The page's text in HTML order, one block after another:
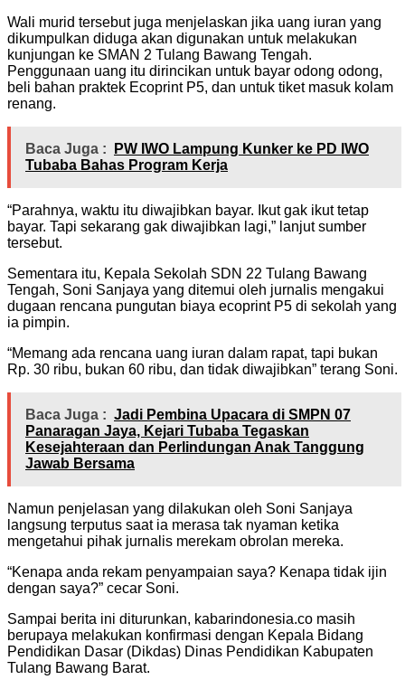
Wali murid tersebut juga menjelaskan jika uang iuran yang
dikumpulkan diduga akan digunakan untuk melakukan
kunjungan ke SMAN 2 Tulang Bawang Tengah.
Penggunaan uang itu dirincikan untuk bayar odong odong,
beli bahan praktek Ecoprint P5, dan untuk tiket masuk kolam
renang.
Baca Juga :
PW IWO Lampung Kunker ke PD IWO
Tubaba Bahas Program Kerja
“Parahnya, waktu itu diwajibkan bayar. Ikut gak ikut tetap
bayar. Tapi sekarang gak diwajibkan lagi,” lanjut sumber
tersebut.
Sementara itu, Kepala Sekolah SDN 22 Tulang Bawang
Tengah, Soni Sanjaya yang ditemui oleh jurnalis mengakui
dugaan rencana pungutan biaya ecoprint P5 di sekolah yang
ia pimpin.
“Memang ada rencana uang iuran dalam rapat, tapi bukan
Rp. 30 ribu, bukan 60 ribu, dan tidak diwajibkan” terang Soni.
Baca Juga : Jadi Pembina Upacara di SMPN 07
Panaragan Jaya, Kejari Tubaba Tegaskan
Kesejahteraan dan Perlindungan Anak Tanggung
Jawab Bersama
Namun penjelasan yang dilakukan oleh Soni Sanjaya
langsung terputus saat ia merasa tak nyaman ketika
mengetahui pihak jurnalis merekam obrolan mereka.
“Kenapa anda rekam penyampaian saya? Kenapa tidak ijin
dengan saya?” cecar Soni.
Sampai berita ini diturunkan, kabarindonesia.co masih
berupaya melakukan konfirmasi dengan Kepala Bidang
Pendidikan Dasar (Dikdas) Dinas Pendidikan Kabupaten
Tulang Bawang Barat.